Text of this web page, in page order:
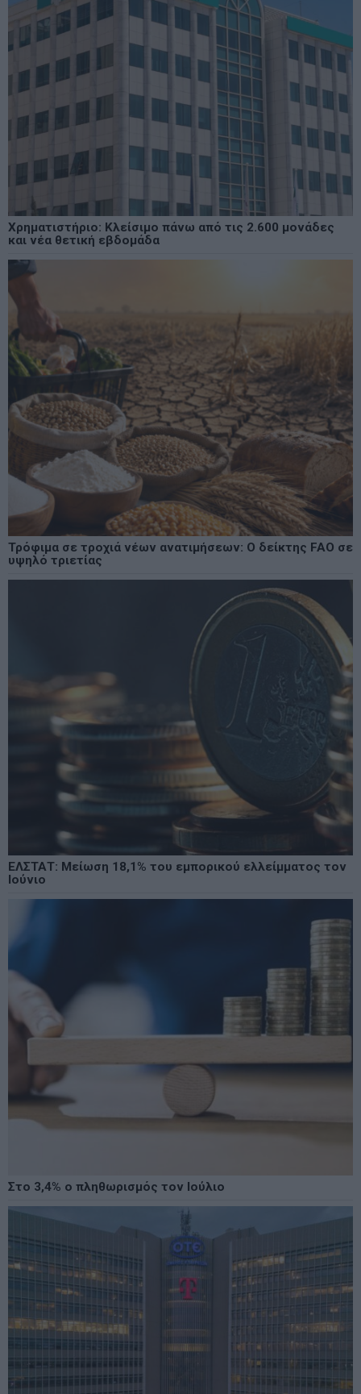
Χρηματιστήριο: Κλείσιμο πάνω από τις 2.600 μονάδες
και νέα θετική εβδομάδα
Τρόφιμα σε τροχιά νέων ανατιμήσεων: Ο δείκτης FAO σε
υψηλό τριετίας
ΕΛΣΤΑΤ: Μείωση 18,1% του εμπορικού ελλείμματος τον
Ιούνιο
Στο 3,4% ο πληθωρισμός τον Ιούλιο